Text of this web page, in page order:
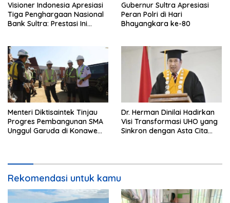
Visioner Indonesia Apresiasi
Tiga Penghargaan Nasional
Bank Sultra: Prestasi Ini
Andri Permana
Gubernur Sultra Apresiasi
Peran Polri di Hari
Bhayangkara ke-80
Menteri Diktisaintek Tinjau
Progres Pembangunan SMA
Unggul Garuda di Konawe
Dr. Herman Dinilai Hadirkan
Visi Transformasi UHO yang
Sinkron dengan Asta Cita
Rekomendasi untuk kamu